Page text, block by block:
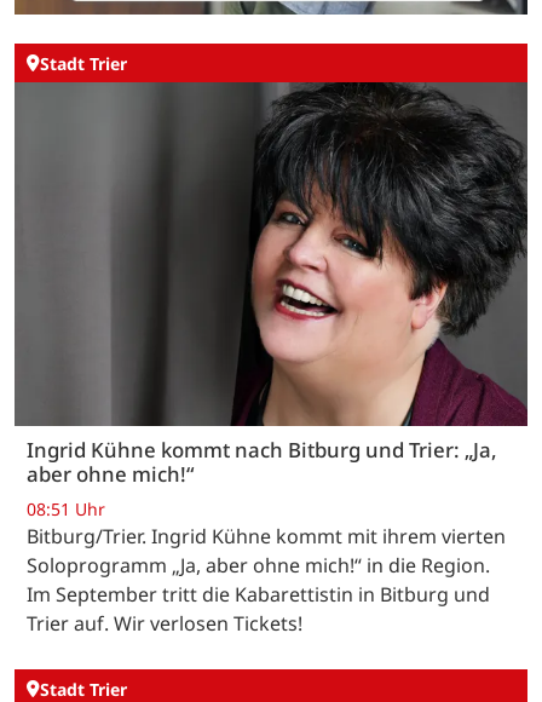
Stadt Trier
Ingrid Kühne kommt nach Bitburg und Trier: „Ja,
aber ohne mich!“
08:51 Uhr
Bitburg/Trier. Ingrid Kühne kommt mit ihrem vierten
Soloprogramm „Ja, aber ohne mich!“ in die Region.
Im September tritt die Kabarettistin in Bitburg und
Trier auf. Wir verlosen Tickets!
Stadt Trier